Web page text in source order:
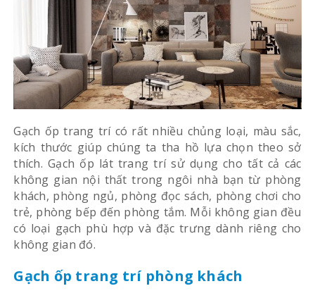
Gạch ốp trang trí có rất nhiều chủng loại, màu sắc,
kích thước giúp chúng ta tha hồ lựa chọn theo sở
thích. Gạch ốp lát trang trí sử dụng cho tất cả các
không gian nội thất trong ngôi nhà bạn từ phòng
khách, phòng ngủ, phòng đọc sách, phòng chơi cho
trẻ, phòng bếp đến phòng tắm. Mỗi không gian đều
có loại gạch phù hợp và đặc trưng dành riêng cho
không gian đó.
Gạch ốp trang trí phòng khách